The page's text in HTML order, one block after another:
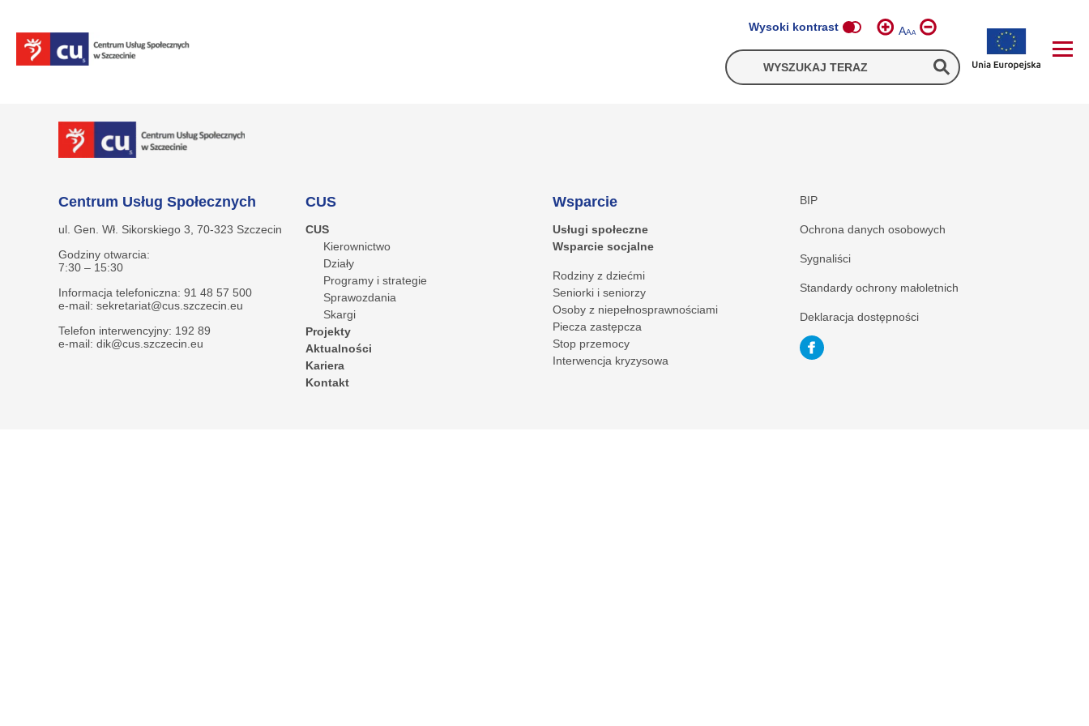
Wysoki kontrast AAA
Centrum Usług Społecznych
ul. Gen. Wł. Sikorskiego 3, 70-323 Szczecin
Godziny otwarcia:
7:30 – 15:30
Informacja telefoniczna: 91 48 57 500
e-mail: sekretariat@cus.szczecin.eu
Telefon interwencyjny: 192 89
e-mail: dik@cus.szczecin.eu
CUS
CUS
Kierownictwo
Działy
Programy i strategie
Sprawozdania
Skargi
Projekty
Aktualności
Kariera
Kontakt
Wsparcie
Usługi społeczne
Wsparcie socjalne
Rodziny z dziećmi
Seniorki i seniorzy
Osoby z niepełnosprawnościami
Piecza zastępcza
Stop przemocy
Interwencja kryzysowa
BIP
Ochrona danych osobowych
Sygnaliści
Standardy ochrony małoletnich
Deklaracja dostępności